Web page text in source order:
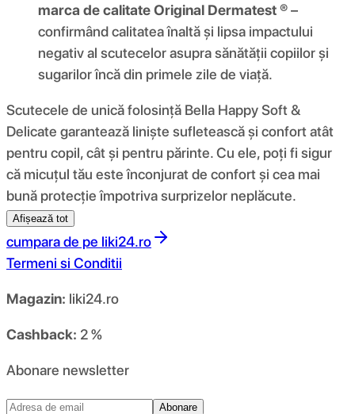
marca de calitate Original Dermatest ®–
confirmând calitatea înaltă și lipsa impactului
negativ al scutecelor asupra sănătății copiilor și
sugarilor încă din primele zile de viață.
Scutecele de unică folosință Bella Happy Soft &
Delicate garantează liniște sufletească și confort atât
pentru copil, cât și pentru părinte. Cu ele, poți fi sigur
că micuțul tău este înconjurat de confort și cea mai
bună protecție împotriva surprizelor neplăcute.
Afișează tot
cumpara de pe liki24.ro
Termeni si Conditii
Magazin: liki24.ro
Cashback: 2 %
Abonare newsletter
Abonare